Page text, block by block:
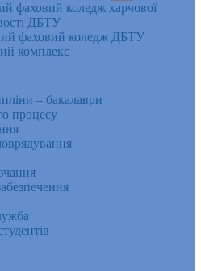
фаховий коледж харчової
ДБТУ
фаховий коледж ДБТУ
комплекс
– бакалаври
процесу